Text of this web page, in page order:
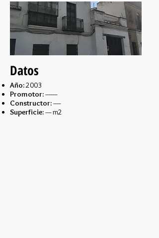
Datos
Año:2003
Promotor:--------
Constructor:-----
Superficie:---- m2